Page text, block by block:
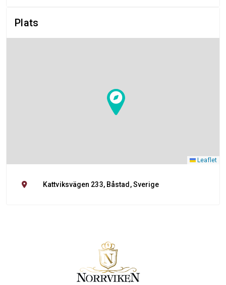
Plats
Leaflet
Kattviksvägen 233, Båstad, Sverige